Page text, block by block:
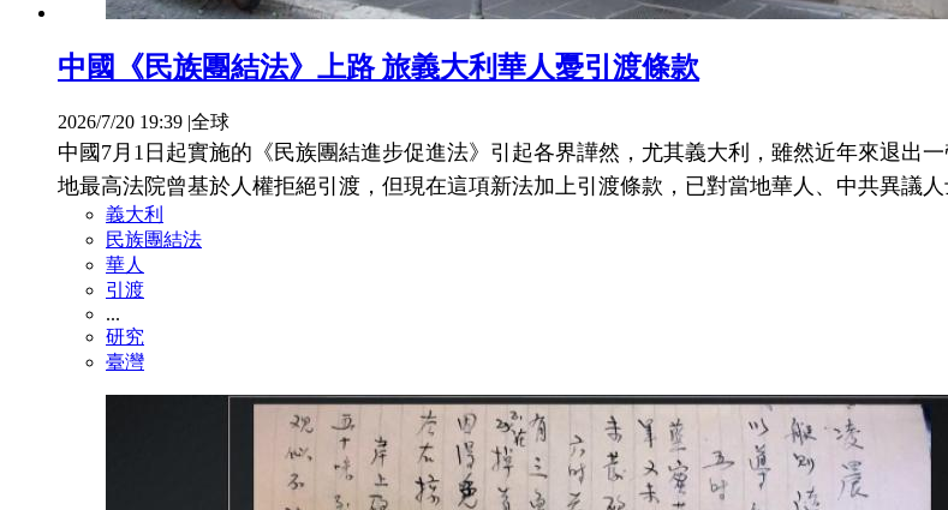
中國《民族團結法》上路 旅義大利華人憂引渡條款
2026/7/20 19:39 |全球
中國7月1日起實施的《民族團結進步促進法》引起各界譁然，尤其義大利，雖然近年來退出
地最高法院曾基於人權拒絕引渡，但現在這項新法加上引渡條款，已對當地華人、中共異議人
義大利
民族團結法
華人
引渡
...
研究
臺灣